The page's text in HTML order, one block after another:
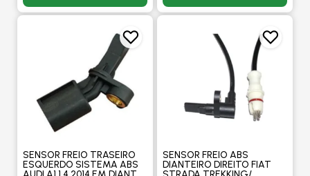
SENSOR FREIO TRASEIRO
ESQUERDO SISTEMA ABS
SENSOR FREIO ABS
DIANTEIRO DIREITO FIAT